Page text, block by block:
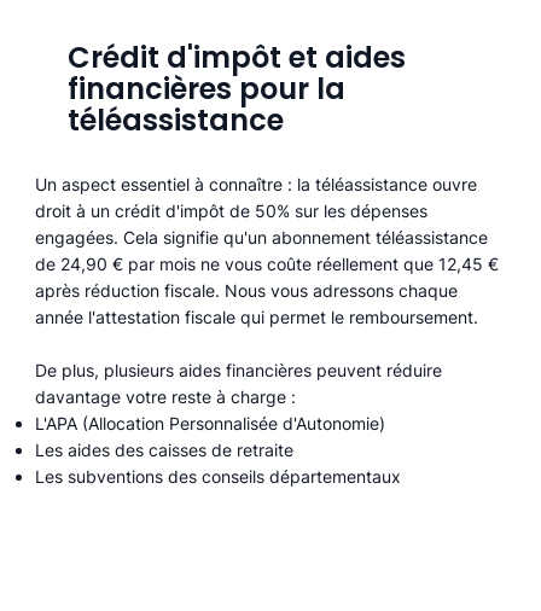
Crédit d'impôt et aides
financières pour la
téléassistance
Un aspect essentiel à connaître : la téléassistance ouvre
droit à un crédit d'impôt de 50% sur les dépenses
engagées. Cela signifie qu'un abonnement téléassistance
de 24,90 € par mois ne vous coûte réellement que 12,45 €
après réduction fiscale. Nous vous adressons chaque
année l'attestation fiscale qui permet le remboursement.
De plus, plusieurs aides financières peuvent réduire
davantage votre reste à charge :
L'APA (Allocation Personnalisée d'Autonomie)
Les aides des caisses de retraite
Les subventions des conseils départementaux